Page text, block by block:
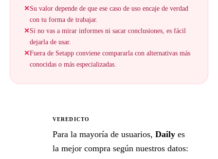
✕Su valor depende de que ese caso de uso encaje de verdad
con tu forma de trabajar.
✕Si no vas a mirar informes ni sacar conclusiones, es fácil
dejarla de usar.
✕Fuera de Setapp conviene compararla con alternativas más
conocidas o más especializadas.
VEREDICTO
Para la mayoría de usuarios, Daily es
la mejor compra según nuestros datos: